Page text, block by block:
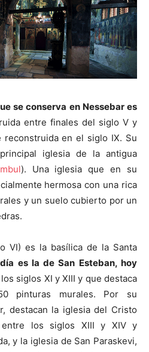
se conserva en Nessebar es
entre finales del siglo V y
reconstruida en el siglo IX. Su
iglesia de la antigua
). Una iglesia que en su
hermosa con una rica
y un suelo cubierto por un
VI) es la basílica de la Santa
es la de San Esteban, hoy
siglos XI y XIII y que destaca
pinturas murales. Por su
destacan la iglesia del Cristo
entre los siglos XIII y XIV y
y la iglesia de San Paraskevi,